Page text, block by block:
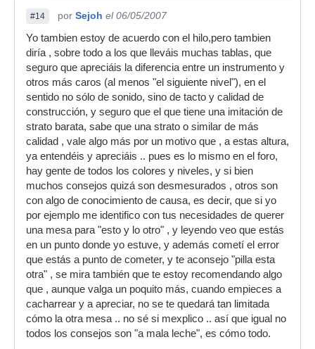
#14 por Sejoh el 06/05/2007
Yo tambien estoy de acuerdo con el hilo,pero tambien
diría , sobre todo a los que lleváis muchas tablas, que
seguro que apreciáis la diferencia entre un instrumento y
otros más caros (al menos "el siguiente nivel"), en el
sentido no sólo de sonido, sino de tacto y calidad de
construcción, y seguro que el que tiene una imitación de
strato barata, sabe que una strato o similar de más
calidad , vale algo más por un motivo que , a estas altura,
ya entendéis y apreciáis .. pues es lo mismo en el foro,
hay gente de todos los colores y niveles, y si bien
muchos consejos quizá son desmesurados , otros son
con algo de conocimiento de causa, es decir, que si yo
por ejemplo me identifico con tus necesidades de querer
una mesa para "esto y lo otro" , y leyendo veo que estás
en un punto donde yo estuve, y además cometí el error
que estás a punto de cometer, y te aconsejo "pilla esta
otra" , se mira también que te estoy recomendando algo
que , aunque valga un poquito más, cuando empieces a
cacharrear y a apreciar, no se te quedará tan limitada
cómo la otra mesa .. no sé si mexplico .. así que igual no
todos los consejos son "a mala leche", es cómo todo.